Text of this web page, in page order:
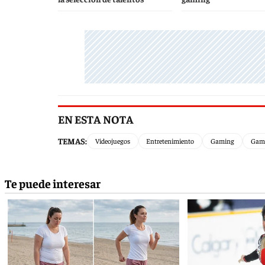
EN ESTA NOTA
TEMAS: Videojuegos Entretenimiento Gaming